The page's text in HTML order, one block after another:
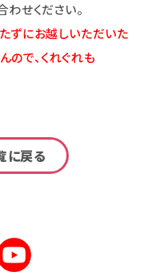
せください。
ずにお越しいただいた
ので、くれぐれも
に戻る